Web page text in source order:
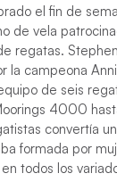
el fin de
de vela
regatas.
la campeona
de seis
4000
convertía
formada por
todos los